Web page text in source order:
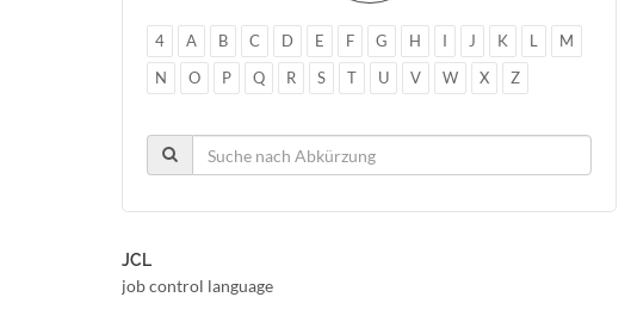
4 A B C D E F G H I J K L
M
N
O P Q R S T U V W X Z
JCL
job control language